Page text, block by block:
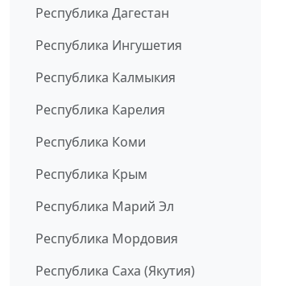
Республика Дагестан
Республика Ингушетия
Республика Калмыкия
Республика Карелия
Республика Коми
Республика Крым
Республика Марий Эл
Республика Мордовия
Республика Саха (Якутия)